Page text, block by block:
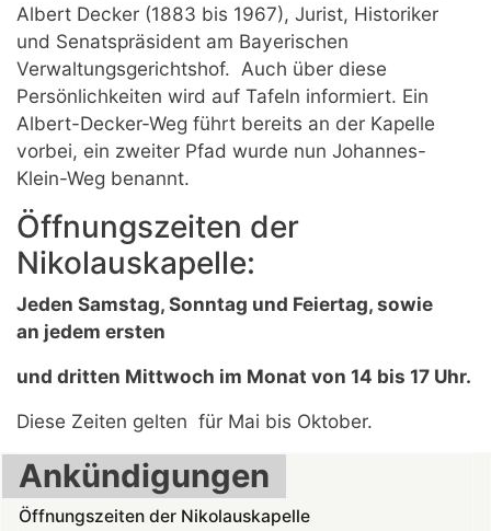
Albert Decker (1883 bis 1967), Jurist, Historiker
und Senatspräsident am Bayerischen
Verwaltungsgerichtshof. Auch über diese
Persönlichkeiten wird auf Tafeln informiert. Ein
Albert-Decker-Weg führt bereits an der Kapelle
vorbei, ein zweiter Pfad wurde nun Johannes-
Klein-Weg benannt.
Öffnungszeiten der
Nikolauskapelle:
Jeden Samstag, Sonntag und Feiertag, sowie
an jedem ersten
und dritten Mittwoch im Monat von 14 bis 17 Uhr.
Diese Zeiten gelten für Mai bis Oktober.
Ankündigungen
Öffnungszeiten der Nikolauskapelle